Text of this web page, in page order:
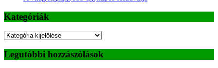
Kategóriák
Kategóriák
Legutóbbi hozzászólások